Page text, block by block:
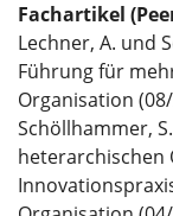
Fachartikel
Lechner, A. und
Führung für
Organisation
Schöllhammer,
heterarchischen